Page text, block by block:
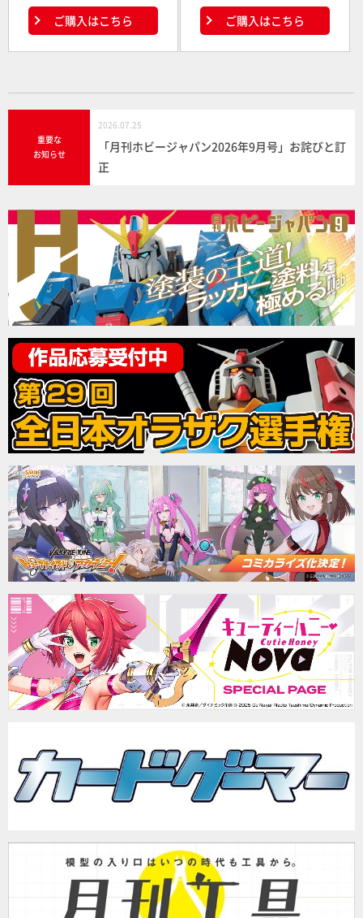
ご購入はこちら ご購入はこちら
重要な
お知らせ
2026.07.25
「月刊ホビージャパン2026年9月号」お詫びと訂
正